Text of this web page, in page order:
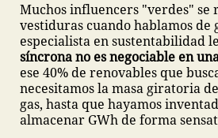
Muchos influencers "verdes" se
vestiduras cuando hablamos de
especialista en sustentabilidad
síncrona no es negociable en
ese 40% de renovables que
necesitamos la masa giratoria
gas, hasta que hayamos
almacenar GWh de forma